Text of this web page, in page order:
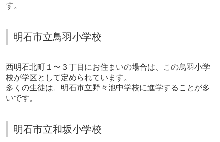
す。
明石市立鳥羽小学校
西明石北町１〜３丁目にお住まいの場合は、この鳥羽小学
校が学区として定められています。
多くの生徒は、明石市立野々池中学校に進学することが多
いです。
明石市立和坂小学校